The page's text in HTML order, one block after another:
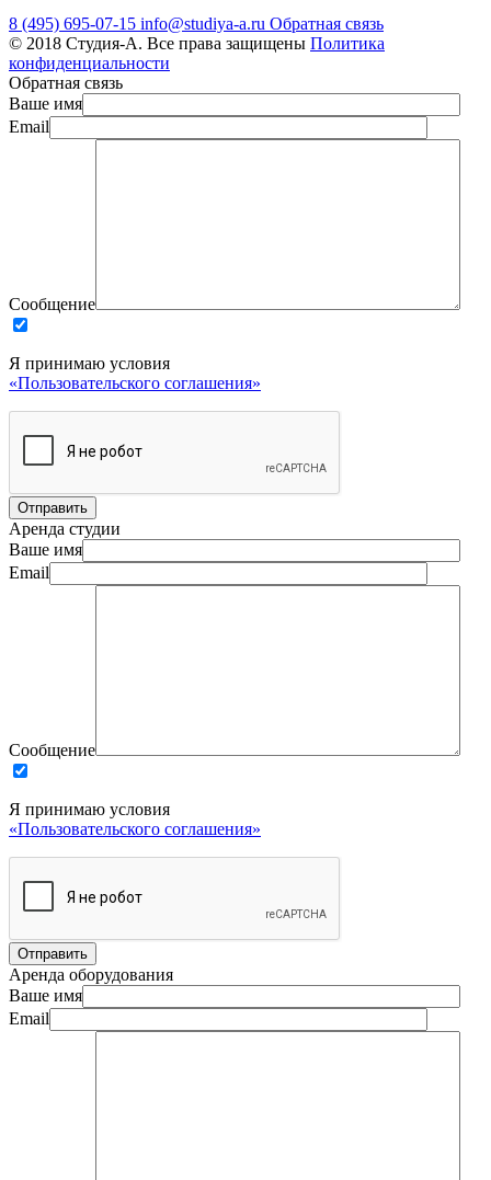
8 (495) 695-07-15 info@studiya-a.ru Обратная связь
© 2018 Студия-А. Все права защищены Политика
конфиденциальности
Обратная связь
Ваше имя
Email
Сообщение
Я принимаю условия
«Пользовательского соглашения»
Аренда студии
Ваше имя
Email
Сообщение
Я принимаю условия
«Пользовательского соглашения»
Аренда оборудования
Ваше имя
Email